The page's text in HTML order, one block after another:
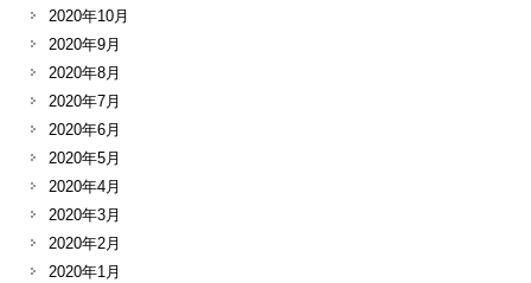
2020年10月
2020年9月
2020年8月
2020年7月
2020年6月
2020年5月
2020年4月
2020年3月
2020年2月
2020年1月